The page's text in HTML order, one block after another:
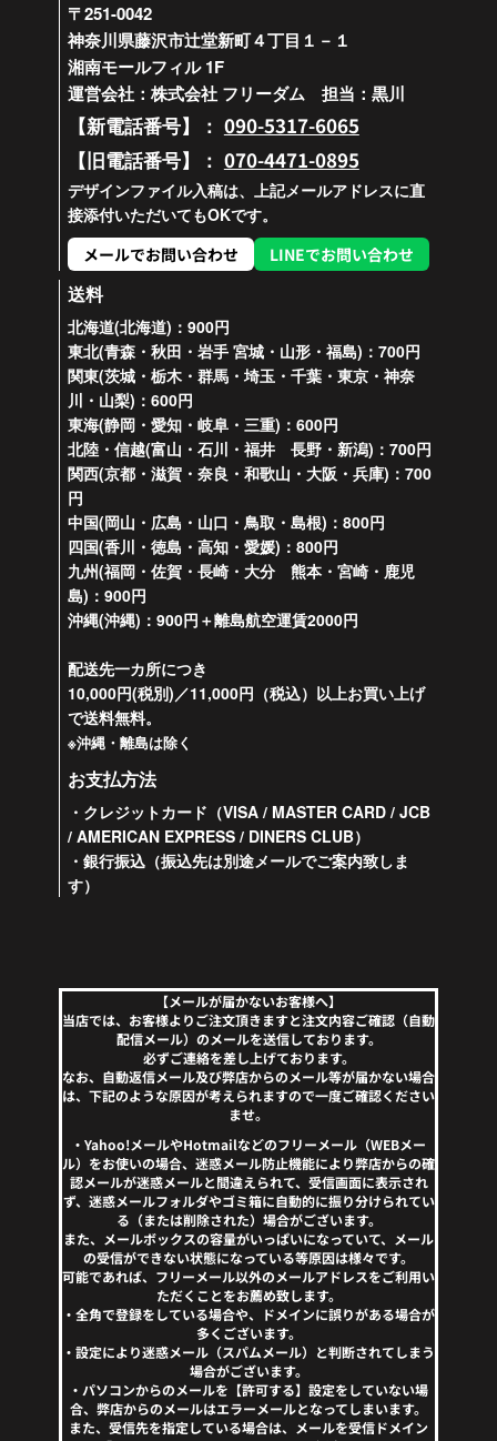
〒251-0042
神奈川県藤沢市辻堂新町４丁目１－１
湘南モールフィル 1F
運営会社：株式会社 フリーダム 担当：黒川
【新電話番号】： 090-5317-6065
【旧電話番号】： 070-4471-0895
デザインファイル入稿は、上記メールアドレスに直
接添付いただいてもOKです。
メールでお問い合わせ
LINEでお問い合わせ
送料
北海道(北海道)：900円
東北(青森・秋田・岩手 宮城・山形・福島)：700円
関東(茨城・栃木・群馬・埼玉・千葉・東京・神奈
川・山梨)：600円
東海(静岡・愛知・岐阜・三重)：600円
北陸・信越(富山・石川・福井 長野・新潟)：700円
関西(京都・滋賀・奈良・和歌山・大阪・兵庫)：700
円
中国(岡山・広島・山口・鳥取・島根)：800円
四国(香川・徳島・高知・愛媛)：800円
九州(福岡・佐賀・長崎・大分 熊本・宮崎・鹿児
島)：900円
沖縄(沖縄)：900円＋離島航空運賃2000円
配送先一カ所につき
10,000円(税別)／11,000円（税込）以上お買い上げ
で送料無料。
※沖縄・離島は除く
お支払方法
・クレジットカード（VISA / MASTER CARD / JCB
/ AMERICAN EXPRESS / DINERS CLUB）
・銀行振込（振込先は別途メールでご案内致しま
す）
【メールが届かないお客様へ】
当店では、お客様よりご注文頂きますと注文内容ご確認（自動
配信メール）のメールを送信しております。
必ずご連絡を差し上げております。
なお、自動返信メール及び弊店からのメール等が届かない場合
は、下記のような原因が考えられますので一度ご確認ください
ませ。
・Yahoo!メールやHotmailなどのフリーメール（WEBメー
ル）をお使いの場合、迷惑メール防止機能により弊店からの確
認メールが迷惑メールと間違えられて、受信画面に表示され
ず、迷惑メールフォルダやゴミ箱に自動的に振り分けられてい
る（または削除された）場合がございます。
また、メールボックスの容量がいっぱいになっていて、メール
の受信ができない状態になっている等原因は様々です。
可能であれば、フリーメール以外のメールアドレスをご利用い
ただくことをお薦め致します。
・全角で登録をしている場合や、ドメインに誤りがある場合が
多くございます。
・設定により迷惑メール（スパムメール）と判断されてしまう
場合がございます。
・パソコンからのメールを【許可する】設定をしていない場
合、弊店からのメールはエラーメールとなってしまいます。
また、受信先を指定している場合は、メールを受信ドメイン